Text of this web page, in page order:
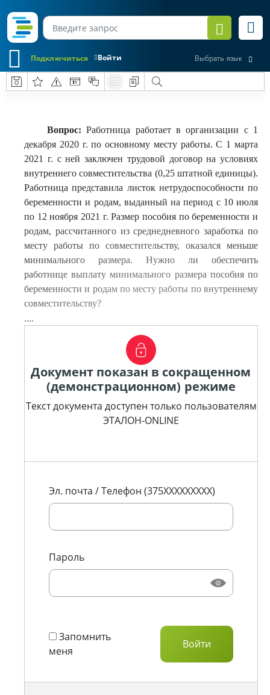
Войти
Подключиться Выбрать язык
Вопрос: Работница работает в организации с 1
декабря 2020 г. по основному месту работы. С 1 марта
2021 г. с ней заключен трудовой договор на условиях
внутреннего совместительства (0,25 штатной единицы).
Работница представила листок нетрудоспособности по
беременности и родам, выданный на период с 10 июля
по 12 ноября 2021 г. Размер пособия по беременности и
родам, рассчитанного из среднедневного заработка по
месту работы по совместительству, оказался меньше
минимального размера. Нужно ли обеспечить
работнице выплату минимального размера пособия по
беременности и родам по месту работы по внутреннему
совместительству?
....
Документ показан в сокращенном
(демонстрационном) режиме
Текст документа доступен только пользователям
ЭТАЛОН-ONLINE
Эл. почта / Телефон (375XXXXXXXXX)
Пароль
Запомнить
меня